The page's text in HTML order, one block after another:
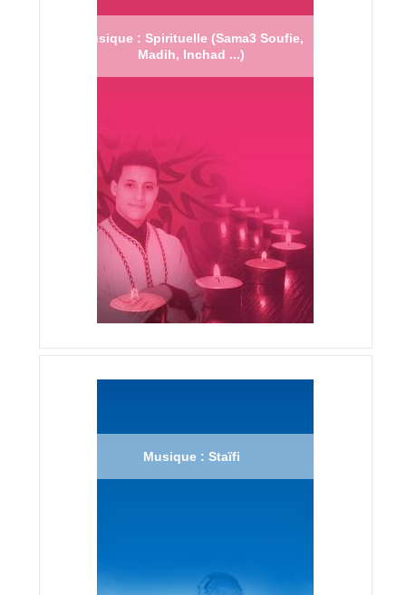
Musique : Spirituelle (Sama3 Soufie,
Madih, Inchad ...)
Musique : Staïfi